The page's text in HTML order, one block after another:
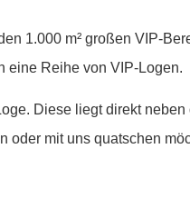
1.000 m² großen VIP-
eine Reihe von VIP-Logen.
Diese liegt direkt
oder mit uns quatschen